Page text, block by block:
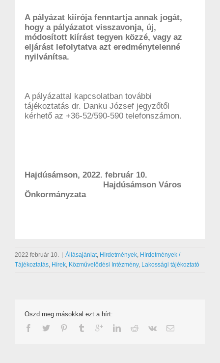
A pályázat kiírója fenntartja annak jogát,
hogy a pályázatot visszavonja, új,
módosított kiírást tegyen közzé, vagy az
eljárást lefolytatva azt eredménytelenné
nyilvánítsa.
A pályázattal kapcsolatban további
tájékoztatás dr. Danku József jegyzőtől
kérhető az +36-52/590-590 telefonszámon.
Hajdúsámson, 2022. február 10.
Hajdúsámson Város
Önkormányzata
2022 február 10. | Állásajánlat, Hírdetmények, Hírdetmények /
Tájékoztatás, Hírek, Közművelődési Intézmény, Lakossági tájékoztató
Oszd meg másokkal ezt a hírt: